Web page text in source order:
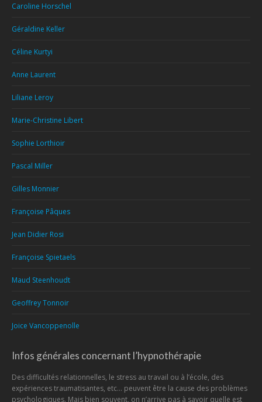
Caroline Horschel
Géraldine Keller
Céline Kurtyi
Anne Laurent
Liliane Leroy
Marie-Christine Libert
Sophie Lorthioir
Pascal Miller
Gilles Monnier
Françoise Pâques
Jean Didier Rosi
Françoise Spietaels
Maud Steenhoudt
Geoffrey Tonnoir
Joice Vancoppenolle
Infos générales concernant l’hypnothérapie
Des difficultés relationnelles, le stress au travail ou à l’école, des
expériences traumatisantes, etc… peuvent être la cause des problèmes
psychologiques. Mais bien souvent, on n’arrive pas à savoir quelle est